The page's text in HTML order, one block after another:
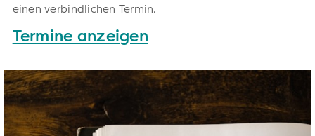
einen verbindlichen Termin.
Termine anzeigen